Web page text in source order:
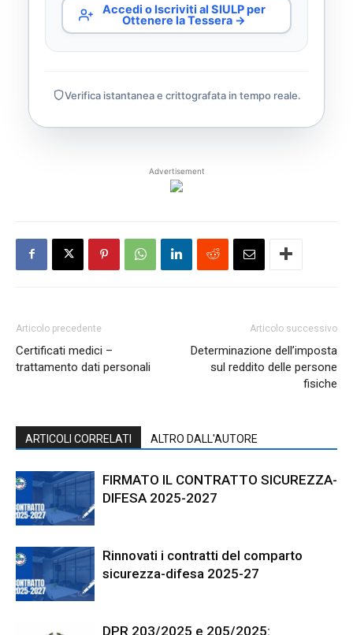
Accedi o Iscriviti al SIULP per
Ottenere la Tessera →
Verifica istantanea e crittografata in tempo reale.
Advertisement
Articolo precedente
Certificati medici –
trattamento dati personali
Articolo successivo
Determinazione dell’imposta
sul reddito delle persone
fisiche
ARTICOLI CORRELATI ALTRO DALL'AUTORE
FIRMATO IL CONTRATTO SICUREZZA-
DIFESA 2025-2027
Rinnovati i contratti del comparto
sicurezza-difesa 2025-27
DPR 203/2025 e 205/2025: